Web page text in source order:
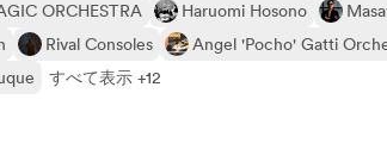
ORCHESTRA Haruomi Hosono
Rival Consoles Angel 'Pocho' Gatti
すべて表示 +12